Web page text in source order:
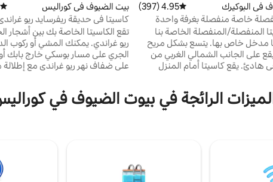
في البوكيرك متوسط التقييم 4.95 من 5، 397 مراجعات
4.95 (397)
خاصة منفصلة بغرفة واحدة
المنفصلة/المنفصلة الخاصة بنا
مدخل خاص بها. يتسع بشكل مريح
على الجانب الشمالي الغربي من
هادئ. يقع كاسيتا أمام المنزل
في الشارع. يُسمح بالحيوانات
الأليفة مقابل رسوم إضافية بقيمة 40 دولارًا
يرجى إضافتها إلى الحجز في وقت الحجز.
بيت الضيوف في كوراليس
كاسيتا في حديقة ريفرسايد ريو
تقع الكاسيتا الخاصة بك بين أشجار
ريو غراندي. يمكنك المشي أو ركوب
الجري على مسار بوسكي خارج بابك
على ضفاف نهر ريو غراندي مع إطلالة
بالنجوم في نيو مكسيكو على سرير
كوين من النحاس الأصفر. قم بتحضير
الشاي الأسود أو شاي الأعشاب وأضف
الرائجة في بيوت الضيوف في